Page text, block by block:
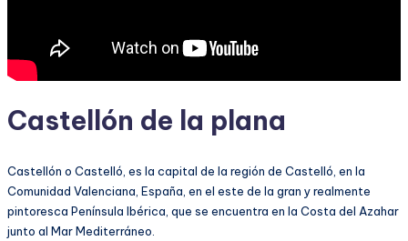
Castellón de la plana
Castellón o Castelló, es la capital de la región de Castelló, en la
Comunidad Valenciana, España, en el este de la gran y realmente
pintoresca Península Ibérica, que se encuentra en la Costa del Azahar
junto al Mar Mediterráneo.